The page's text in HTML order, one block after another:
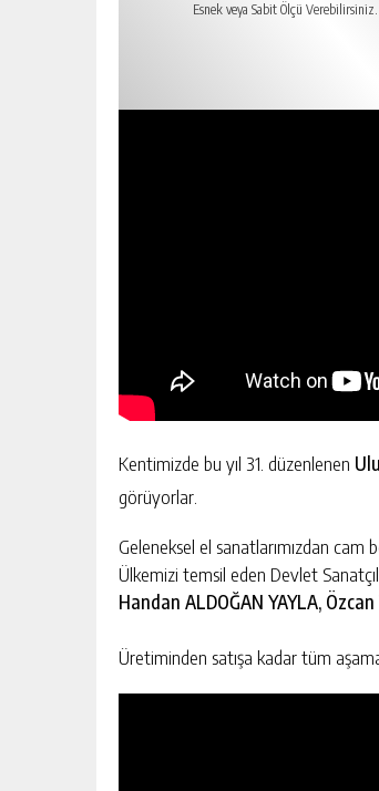
Esnek veya Sabit Ölçü Verebilirsiniz.
Kentimizde bu yıl 31. düzenlenen
görüyorlar.
Geleneksel el sanatlarımızdan
Ülkemizi temsil eden Devlet
Handan ALDOĞAN YAYLA,
Üretiminden satışa kadar tüm